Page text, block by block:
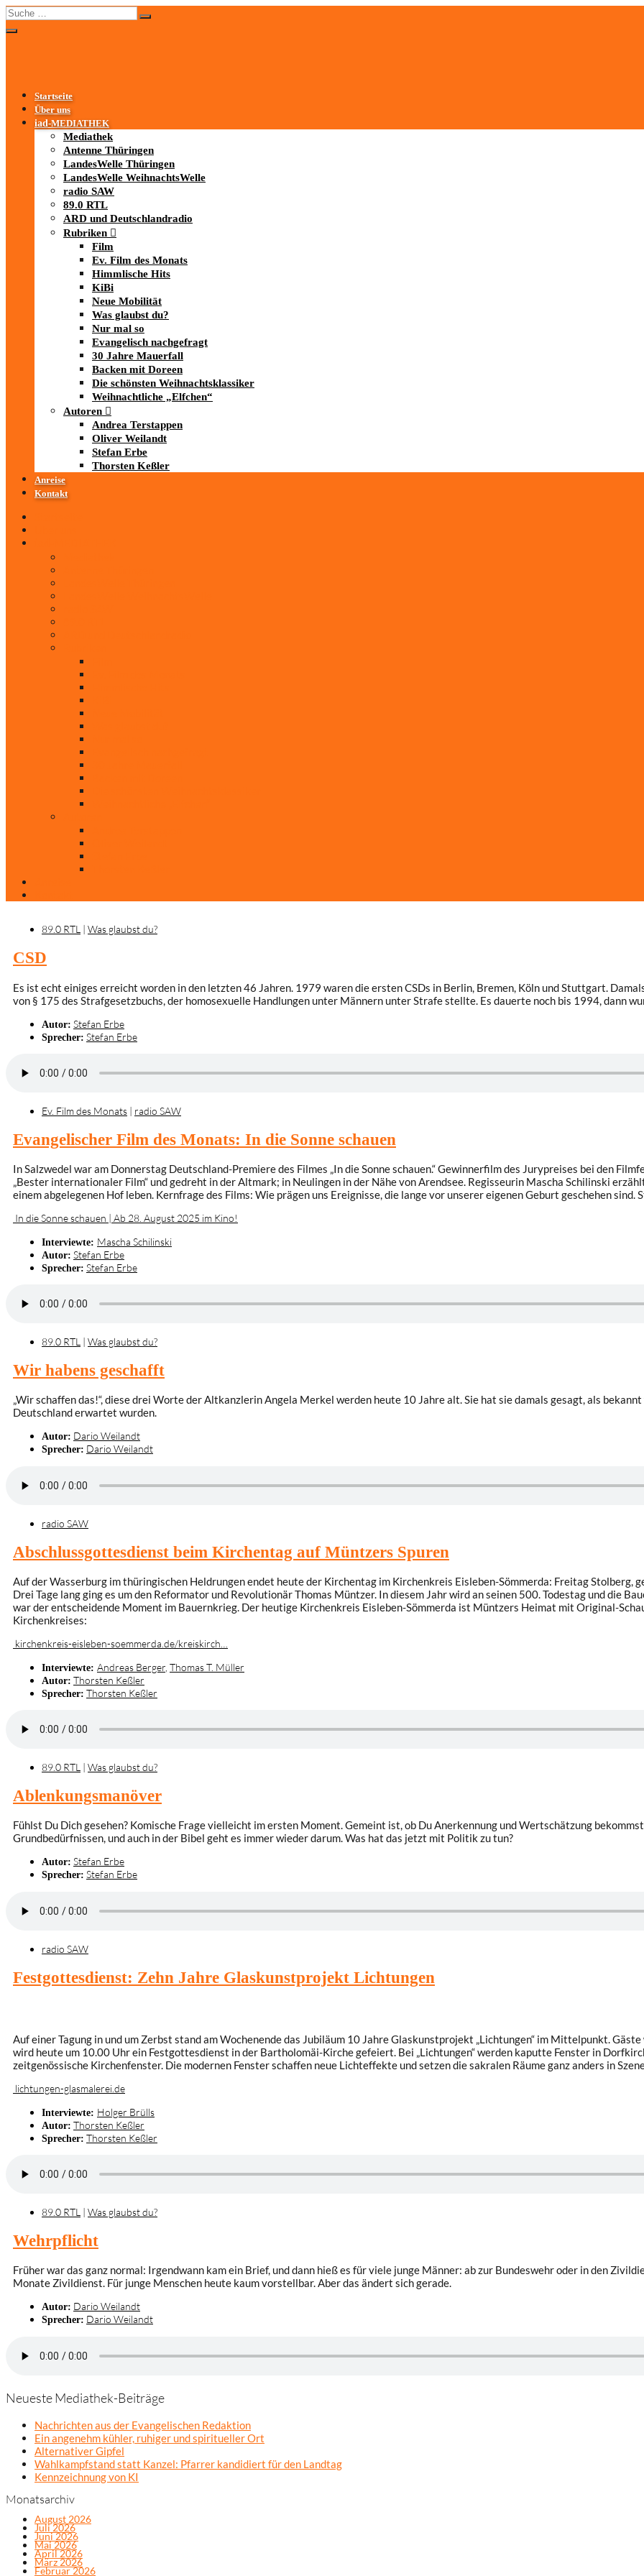
Startseite
Über uns
iad-MEDIATHEK
Mediathek
Antenne Thüringen
LandesWelle Thüringen
LandesWelle WeihnachtsWelle
radio SAW
89.0 RTL
ARD und Deutschlandradio
Rubriken
Film
Ev. Film des Monats
Himmlische Hits
KiBi
Neue Mobilität
Was glaubst du?
Nur mal so
Evangelisch nachgefragt
30 Jahre Mauerfall
Backen mit Doreen
Die schönsten Weihnachtsklassiker
Weihnachtliche „Elfchen“
Autoren
Andrea Terstappen
Oliver Weilandt
Stefan Erbe
Thorsten Keßler
Anreise
Kontakt
89.0 RTL | Was glaubst du?
CSD
Es ist echt einiges erreicht worden in den letzten 46 Jahren. 1979 waren die ersten CSDs in Berlin, Bremen, Köln und Stuttgart.
von § 175 des Strafgesetzbuchs, der homosexuelle Handlungen unter Männern unter Strafe stellte. Es dauerte noch bis 1994, dann
Autor: Stefan Erbe
Sprecher: Stefan Erbe
Ev. Film des Monats | radio SAW
Evangelischer Film des Monats: In die Sonne schauen
In Salzwedel war am Donnerstag Deutschland-Premiere des Filmes „In die Sonne schauen.“ Gewinnerfilm des Jurypreises bei den
„Bester internationaler Film“ und gedreht in der Altmark; in Neulingen in der Nähe von Arendsee. Regisseurin Mascha Schilinski
einem abgelegenen Hof leben. Kernfrage des Films: Wie prägen uns Ereignisse, die lange vor unserer eigenen Geburt geschehen
In die Sonne schauen | Ab 28. August 2025 im Kino!
Interviewte: Mascha Schilinski
Autor: Stefan Erbe
Sprecher: Stefan Erbe
89.0 RTL | Was glaubst du?
Wir habens geschafft
„Wir schaffen das!“, diese drei Worte der Altkanzlerin Angela Merkel werden heute 10 Jahre alt. Sie hat sie damals gesagt, als
Deutschland erwartet wurden.
Autor: Dario Weilandt
Sprecher: Dario Weilandt
radio SAW
Abschlussgottesdienst beim Kirchentag auf Müntzers Spuren
Auf der Wasserburg im thüringischen Heldrungen endet heute der Kirchentag im Kirchenkreis Eisleben-Sömmerda: Freitag Stolberg,
Drei Tage lang ging es um den Reformator und Revolutionär Thomas Müntzer. In diesem Jahr wird an seinen 500. Todestag und die
war der entscheidende Moment im Bauernkrieg. Der heutige Kirchenkreis Eisleben-Sömmerda ist Müntzers Heimat mit Original-
Kirchenkreises:
kirchenkreis-eisleben-soemmerda.de/kreiskirch…
Interviewte: Andreas Berger Thomas T. Müller
Autor: Thorsten Keßler
Sprecher: Thorsten Keßler
89.0 RTL | Was glaubst du?
Ablenkungsmanöver
Fühlst Du Dich gesehen? Komische Frage vielleicht im ersten Moment. Gemeint ist, ob Du Anerkennung und Wertschätzung
Grundbedürfnissen, und auch in der Bibel geht es immer wieder darum. Was hat das jetzt mit Politik zu tun?
Autor: Stefan Erbe
Sprecher: Stefan Erbe
radio SAW
Festgottesdienst: Zehn Jahre Glaskunstprojekt Lichtungen
Auf einer Tagung in und um Zerbst stand am Wochenende das Jubiläum 10 Jahre Glaskunstprojekt „Lichtungen“ im Mittelpunkt.
wird heute um 10.00 Uhr ein Festgottesdienst in der Bartholomäi-Kirche gefeiert. Bei „Lichtungen“ werden kaputte Fenster in
zeitgenössische Kirchenfenster. Die modernen Fenster schaffen neue Lichteffekte und setzen die sakralen Räume ganz anders in
lichtungen-glasmalerei.de
Interviewte: Holger Brülls
Autor: Thorsten Keßler
Sprecher: Thorsten Keßler
89.0 RTL | Was glaubst du?
Wehrpflicht
Früher war das ganz normal: Irgendwann kam ein Brief, und dann hieß es für viele junge Männer: ab zur Bundeswehr oder in den
Monate Zivildienst. Für junge Menschen heute kaum vorstellbar. Aber das ändert sich gerade.
Autor: Dario Weilandt
Sprecher: Dario Weilandt
Neueste Mediathek-Beiträge
Nachrichten aus der Evangelischen Redaktion
Ein angenehm kühler, ruhiger und spiritueller Ort
Alternativer Gipfel
Wahlkampfstand statt Kanzel: Pfarrer kandidiert für den Landtag
Kennzeichnung von KI
Monatsarchiv
August 2026
Juli 2026
Juni 2026
Mai 2026
April 2026
März 2026
Februar 2026